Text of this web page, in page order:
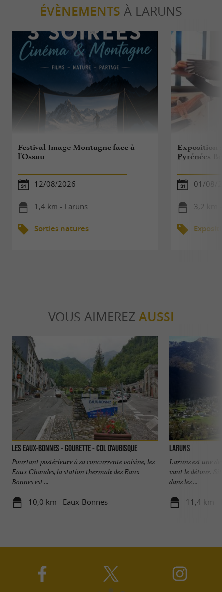
ÉVÈNEMENTS À LARUNS
Festival Image Montagne face à
l'Ossau
12/08/2026
1,4 km - Laruns
Sorties natures
Exposition
Pyrénées
01/08/
3,2 km
VOUS AIMEREZ AUSSI
Les Eaux-Bonnes - Gourette - Col d'Aubisque
Pourtant postérieure à sa concurrente voisine, les
Eaux Chaudes, la station thermale des Eaux
Bonnes est ...
10,0 km - Eaux-Bonnes
Laruns
Laruns est une
vaut le détour.
dans les ...
11,4 km -